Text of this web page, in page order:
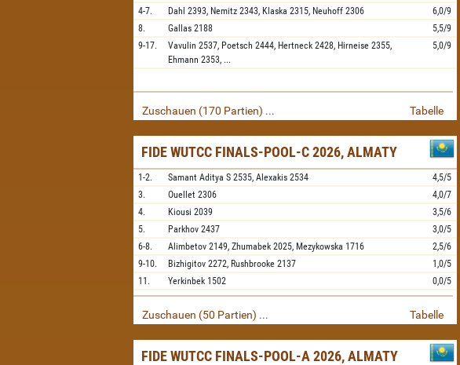
4-7.
Dahl 2393, Nemitz 2343, Klaska 2315, Neuhoff 2306
6,0/9
8.
Gallas 2188
5,5/9
9-17.
Vavulin 2537, Poetsch 2444, Hertneck 2428, Hirneise 2355,
Ehmann 2353, ...
5,0/9
Zuschauen (170 Partien) ... Tabelle
FIDE WUTCC FINALS-POOL-C 2026, ALMATY
1-2. Samant Aditya S 2535,Alexakis 2534
4,5/5
3.
Ouellet 2306
4,0/7
4.
Kiousi 2039
3,5/6
5.
Parkhov 2437
3,0/5
6-8.
Alimbetov 2149,Zhumabek 2025, Mezykowska 1716
2,5/6
9-10.
Bizhigitov 2272, Rushbrooke 2137
1,0/5
11.
Yerkinbek 1502 0,0/5
Zuschauen (50 Partien) ... Tabelle
FIDE WUTCC FINALS-POOL-A 2026, ALMATY